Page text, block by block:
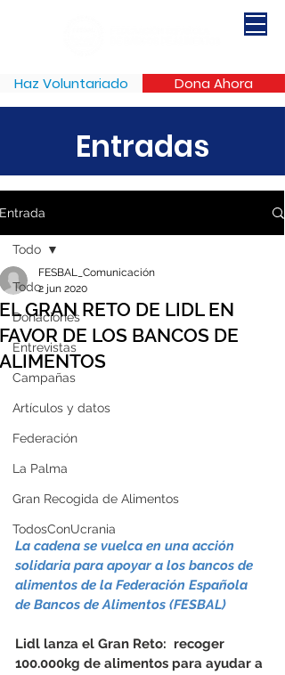
Haz Voluntariado Dona Ahora
Entradas
Entrada
Todo
Donaciones
Entrevistas
Campañas
Artículos y datos
Federación
La Palma
Gran Recogida de Alimentos
TodosConUcrania
Todo
EL GRAN RETO DE LIDL EN
FAVOR DE LOS BANCOS DE
ALIMENTOS
FESBAL_Comunicación
2 jun 2020
La cadena se vuelca en una acción
solidaria para apoyar a los bancos de
alimentos de la Federación Española
de Bancos de Alimentos (FESBAL)
Lidl lanza el Gran Reto:  recoger
100.000kg de alimentos para ayudar a